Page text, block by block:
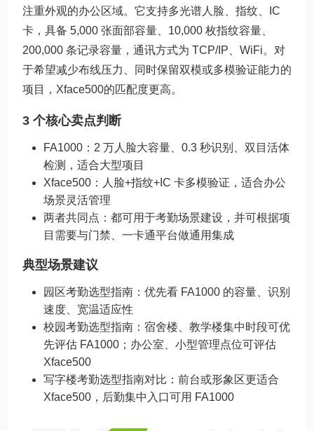
注重外观的办公区域。它支持多光谱人脸、指纹、IC
卡，具备 5,000 张面部容量、10,000 枚指纹容量、
200,000 条记录容量，通讯方式为 TCP/IP、WiFi。对
于希望减少布线压力、同时保留双模或多模验证能力的
项目，Xface500的匹配度更高。
3 个核心卖点判断
FA1000：2 万人脸大容量、0.3 秒识别、双目活体
检测，适合大型项目
Xface500：人脸+指纹+IC 卡多模验证，适合办公
场景灵活管理
两者共同点：都可用于考勤场景建设，并可根据项
目需要与门禁、一卡通平台做通用集成
典型场景建议
园区考勤选型指南：优先看 FA1000 的容量、识别
速度、宽温适应性
校园考勤选型指南：宿舍楼、教学楼集中时段可优
先评估 FA1000；办公室、小型管理点位可评估
Xface500
写字楼考勤选型指南对比：前台或形象区更适合
Xface500，后勤集中入口可用 FA1000